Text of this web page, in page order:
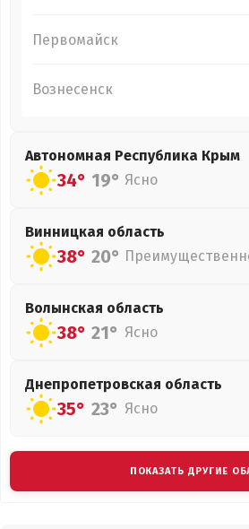
Первомайск
Вознесенск
Автономная Республика Крым
34° 19° Ясно
Винницкая область
38° 20°
Волынская область
38° 21° Ясно
Днепропетровская область
35° 23° Ясно
ПОКАЗАТЬ ДРУГИЕ